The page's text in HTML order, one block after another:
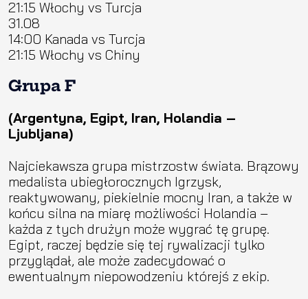
21:15 Włochy vs Turcja
31.08
14:00 Kanada vs Turcja
21:15 Włochy vs Chiny
Grupa F
(Argentyna, Egipt, Iran, Holandia –
Ljubljana)
Najciekawsza grupa mistrzostw świata. Brązowy
medalista ubiegłorocznych Igrzysk,
reaktywowany, piekielnie mocny Iran, a także w
końcu silna na miarę możliwości Holandia –
każda z tych drużyn może wygrać tę grupę.
Egipt, raczej będzie się tej rywalizacji tylko
przyglądał, ale może zadecydować o
ewentualnym niepowodzeniu którejś z ekip.